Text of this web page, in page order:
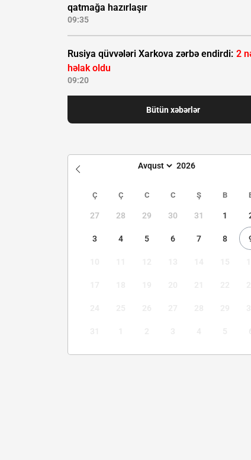
qatmağa hazırlaşır
09:35
Rusiya qüvvələri Xarkova zərbə endirdi: 2
həlak oldu
09:20
Bütün xəbərlər
Ç Ç C C Ş B
27 28 29 30 31 1
3 4 5 6 7 8